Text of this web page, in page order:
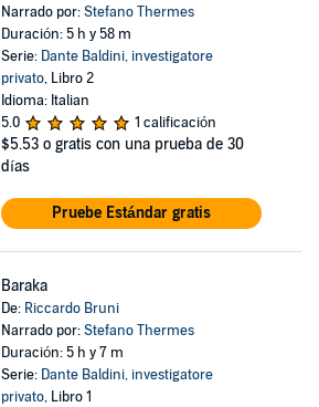
Narrado por:Stefano Thermes
Duración: 5 h y 58 m
Serie: Dante Baldini, investigatore
privato, Libro 2
Idioma: Italian
5.0
1 calificación
$5.53 o gratis con una prueba de 30
días
Pruebe Estándar gratis
Baraka
De: Riccardo Bruni
Narrado por:Stefano Thermes
Duración: 5 h y 7 m
Serie: Dante Baldini, investigatore
privato, Libro 1